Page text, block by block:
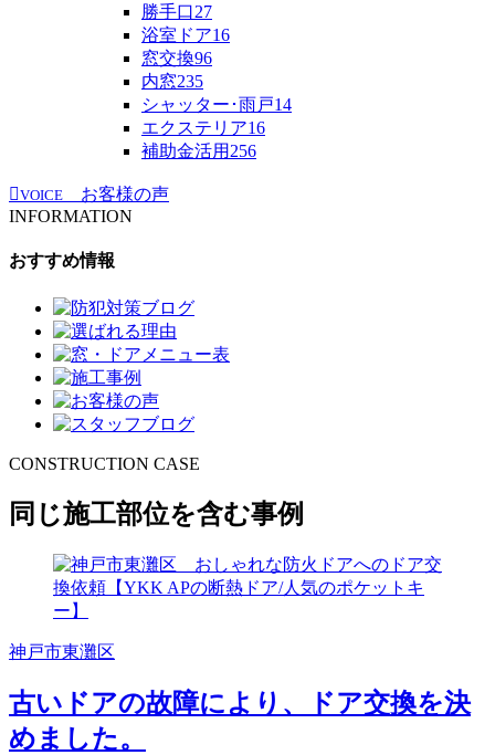
勝手口27
浴室ドア16
窓交換96
内窓235
シャッター･雨戸14
エクステリア16
補助金活用 256
VOICE
お客様の声
INFORMATION
おすすめ情報
CONSTRUCTION CASE
同じ施工部位を含む事例
神戸市東灘区
古いドアの故障により、ドア交換を決
めました。